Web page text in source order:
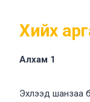
Хийх
Алхам 1
Эхлээд шанзаа